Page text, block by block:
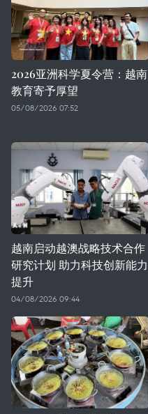
2026亚洲科学夏令营：越南
教育寄予厚望
05/08/2026 07:52
越南启动越澳战略技术合作
研究计划 助力科技创新能力
提升
04/08/2026 09:44